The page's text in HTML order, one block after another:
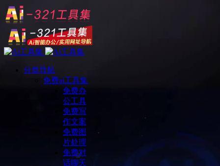
分类导航
免费ai工具集
免费办
公工具
免费写
作文案
免费图
片处理
免费对
话聊天